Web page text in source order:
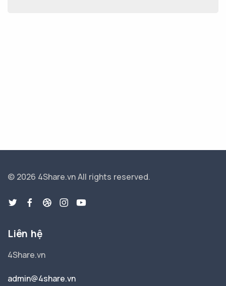
© 2026 4Share.vnAll rights reserved.
Liên hệ
4Share.vn
admin@4share.vn